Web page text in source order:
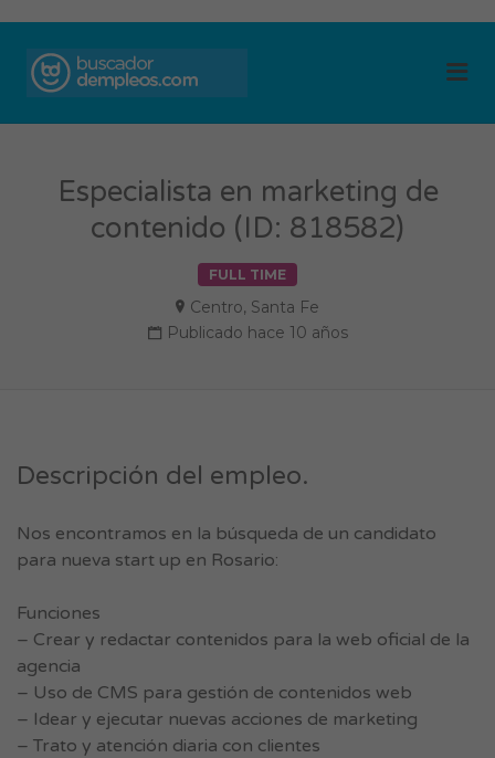
Especialista en marketing de
contenido (ID: 818582)
FULL TIME
Centro, Santa Fe
Publicado hace 10 años
Descripción del empleo.
Nos encontramos en la búsqueda de un candidato
para nueva start up en Rosario:
Funciones
– Crear y redactar contenidos para la web oficial de la
agencia
– Uso de CMS para gestión de contenidos web
– Idear y ejecutar nuevas acciones de marketing
– Trato y atención diaria con clientes